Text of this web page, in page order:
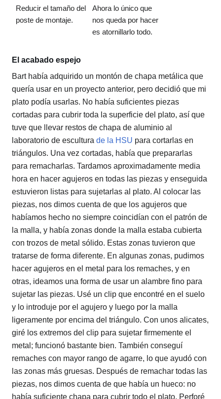
Reducir el tamaño del
poste de montaje.
Ahora lo único que
nos queda por hacer
es atornillarlo todo.
El acabado espejo
Bart había adquirido un montón de chapa metálica que
quería usar en un proyecto anterior, pero decidió que mi
plato podía usarlas. No había suficientes piezas
cortadas para cubrir toda la superficie del plato, así que
tuve que llevar restos de chapa de aluminio al
laboratorio de escultura de la HSU para cortarlas en
triángulos. Una vez cortadas, había que prepararlas
para remacharlas. Tardamos aproximadamente media
hora en hacer agujeros en todas las piezas y enseguida
estuvieron listas para sujetarlas al plato. Al colocar las
piezas, nos dimos cuenta de que los agujeros que
habíamos hecho no siempre coincidían con el patrón de
la malla, y había zonas donde la malla estaba cubierta
con trozos de metal sólido. Estas zonas tuvieron que
tratarse de forma diferente. En algunas zonas, pudimos
hacer agujeros en el metal para los remaches, y en
otras, ideamos una forma de usar un alambre fino para
sujetar las piezas. Usé un clip que encontré en el suelo
y lo introduje por el agujero y luego por la malla
ligeramente por encima del triángulo. Con unos alicates,
giré los extremos del clip para sujetar firmemente el
metal; funcionó bastante bien. También conseguí
remaches con mayor rango de agarre, lo que ayudó con
las zonas más gruesas. Después de remachar todas las
piezas, nos dimos cuenta de que había un hueco: no
había suficiente chapa para cubrir todo el plato. Perforé